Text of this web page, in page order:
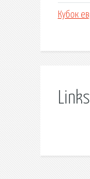
Кубок
Links